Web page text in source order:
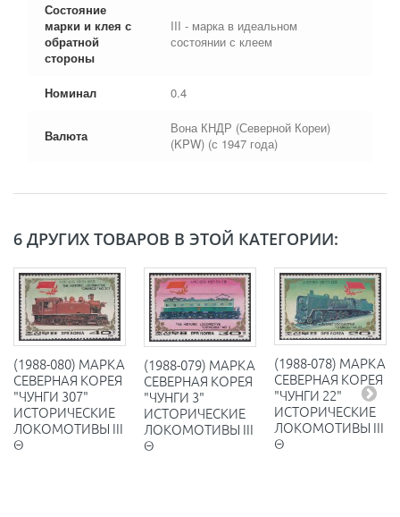
Состояние
марки и клея с
обратной
стороны
III - марка в идеальном
состоянии с клеем
Номинал 0.4
Валюта
Вона КНДР (Северной Кореи)
(KPW) (с 1947 года)
6 ДРУГИХ ТОВАРОВ В ЭТОЙ КАТЕГОРИИ:
(1988-080) МАРКА
СЕВЕРНАЯ КОРЕЯ
"ЧУНГИ 307"
ИСТОРИЧЕСКИЕ
ЛОКОМОТИВЫ III
Θ
(1988-079) МАРКА
СЕВЕРНАЯ КОРЕЯ
"ЧУНГИ 3"
ИСТОРИЧЕСКИЕ
ЛОКОМОТИВЫ III
Θ
(1988-078) МАРКА
СЕВЕРНАЯ КОРЕЯ
"ЧУНГИ 22"
ИСТОРИЧЕСКИЕ
ЛОКОМОТИВЫ III
Θ